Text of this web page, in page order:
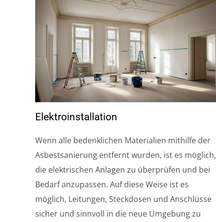
Elektroinstallation
Wenn alle bedenklichen Materialien mithilfe der
Asbestsanierung entfernt wurden, ist es möglich,
die elektrischen Anlagen zu überprüfen und bei
Bedarf anzupassen. Auf diese Weise ist es
möglich, Leitungen, Steckdosen und Anschlüsse
sicher und sinnvoll in die neue Umgebung zu